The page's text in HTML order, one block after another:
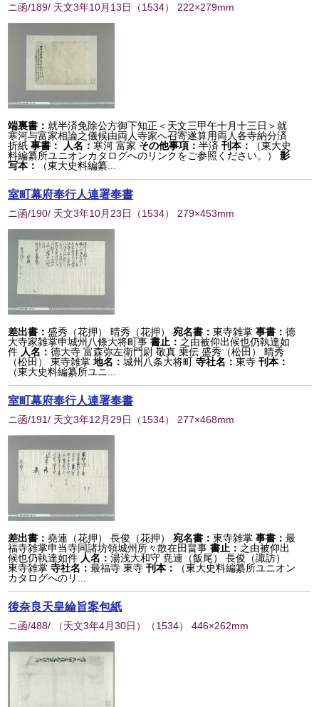
ニ函/189/ 天文3年10月13日 （1534） 222×279mm
端裏書：就半済免除公方御下知正＜天文三甲午十月十三日＞就
寒河与富家相論之儀候由両人寺家へ召寄遂算用両人各寺納分済
折紙 事書： 人名： 寒河 富家 その他事項：半済 刊本：
（東大史
料編纂所ユニオンカタログへのリンクをご参照ください。）
影
写本：
（東大史料編纂...
室町幕府奉行人連署奉書
ニ函/190/ 天文3年10月23日 （1534） 279×453mm
差出書：盛秀（花押） 晴秀（花押） 宛名書：東寺雑掌 事書：徳
大寺家雑掌申城州八條大将町事書止： 之由被仰出候也仍執達如
件 人名：徳大寺 富森弥左衛門尉 敬真 乗伝 盛秀（松田） 晴秀
（松田） 東寺雑掌 地名：城州八条大将町 寺社名：東寺 刊本：
（東大史料編纂所ユニ...
室町幕府奉行人連署奉書
ニ函/191/ 天文3年12月29日 （1534） 277×468mm
差出書：堯連（花押） 長俊（花押） 宛名書：東寺雑掌 事書：最
福寺雑掌申当寺同諸坊領城州所々散在田畠事書止： 之由被仰出
候也仍執達如件 人名：湯浅大和守 尭連（飯尾） 長俊（諏訪）
東寺雑掌 寺社名：最福寺 東寺 刊本：
（東大史料編纂所ユニオン
カタログへのリ...
後奈良天皇綸旨案包紙
ニ函/488/ （天文3年4月30日） （1534） 446×262mm